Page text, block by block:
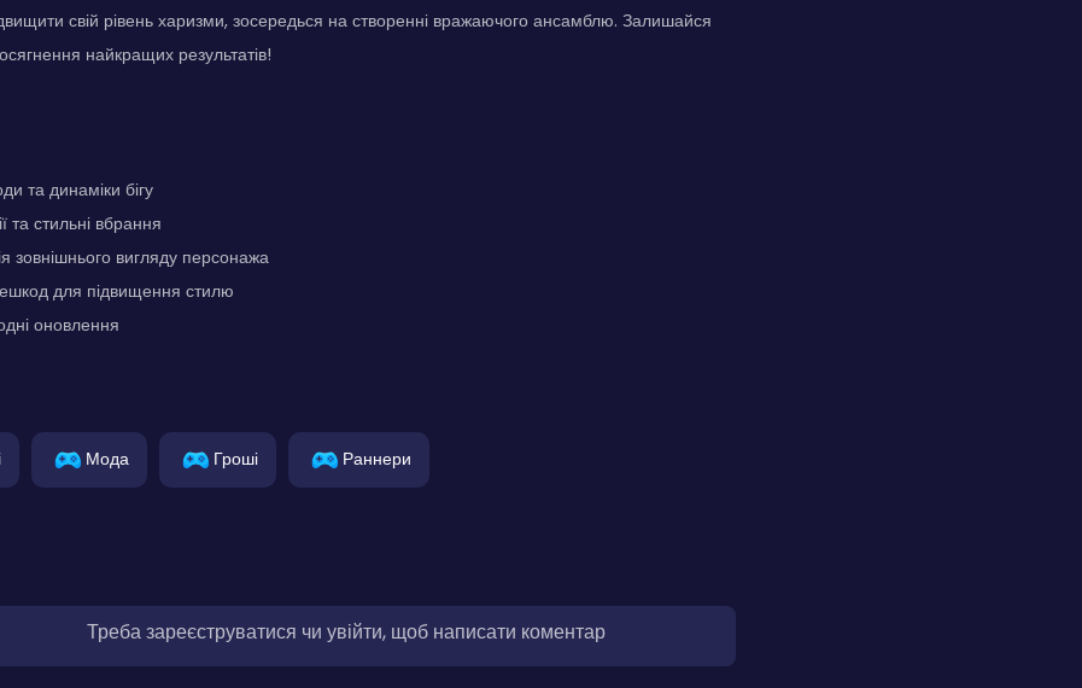
свій рівень харизми, зосередься на створенні вражаючого ансамблю. Залишайся
найкращих результатів!
та динаміки бігу
та стильні вбрання
зовнішнього вигляду персонажа
для підвищення стилю
оновлення
Мода Гроші Раннери
Треба зареєструватися чи увійти, щоб написати коментар